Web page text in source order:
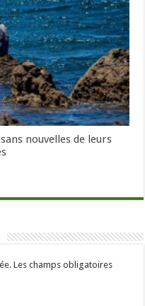
nouvelles de leurs
Les champs obligatoires